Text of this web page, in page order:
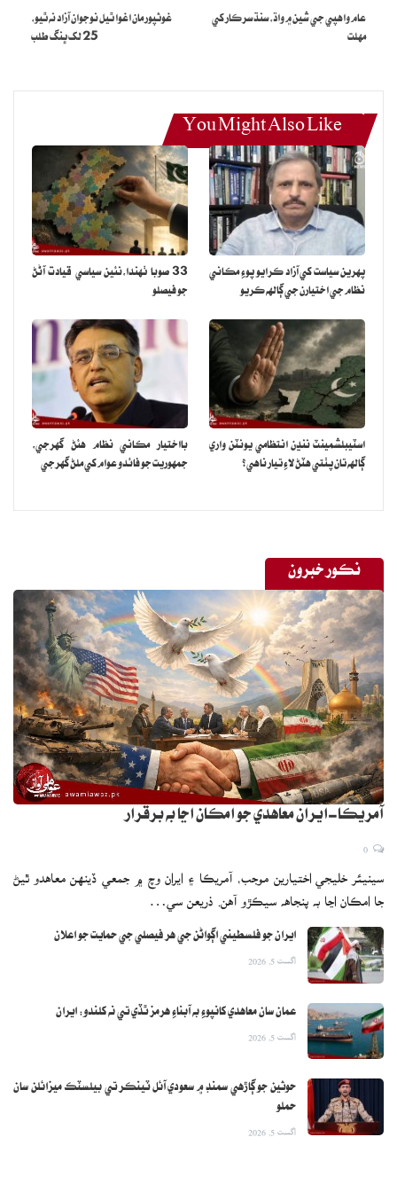
عام واهپي جي شين ۾ واڌ، سنڌ سرڪار کي
مهلت
غوثپور مان اغوا ٿيل نوجوان آزاد نه ٿيو،
25 لک ڀنگ طلب
You Might Also Like
پهرين سياست کي آزاد ڪرايو پوءِ مڪاني
نظام جي اختيارن جي ڳالهه ڪريو
33 صوبا ٺهندا،نئين سياسي قيادت آڻڻ
جو فيصلو
اسٽيبلشمينٽ ننڍن انتظامي يونٽن واري
ڳالهه تان پٺتي هٽڻ لاءِ تيار ناهي؟
بااختيار مڪاني نظام هئڻ گهرجي‏،
جمهوريت جو فائدو عوام کي ملڻ گهرجي
نڪور خبرون
آمريڪا-ايران معاهدي جو امڪان اڃا به برقرار
سينيئر خليجي اختيارين موجب، آمريڪا ۽ ايران وچ ۾ جمعي ڏينهن معاهدو ٿيڻ
جا امڪان اڃا به پنجاهه سيڪڙو آهن. ذريعن سي…
ايران جو فلسطيني اڳواڻن جي هر فيصلي جي حمايت جو اعلان
اگست 5, 2026
عمان سان معاهدي کانپوءِ به آبناءِ هرمز ٿڏي تي نه کلندو: ايران
اگست 5, 2026
حوثين جو ڳاڙهي سمنڊ ۾ سعودي آئل ٽينڪر تي بيلسٽڪ ميزائلن سان
حملو
اگست 5, 2026